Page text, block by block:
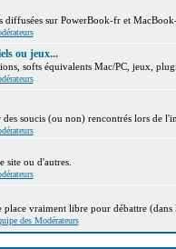
diffusées sur PowerBook-fr et
ou jeux...
softs équivalents Mac/PC, jeux,
soucis (ou non) rencontrés lors de
site ou d'autres.
vraiment libre pour débattre (dans
des Modérateurs